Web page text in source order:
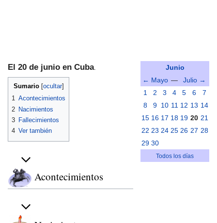
Junio
← Mayo —
Julio →
1
2 3 4 5 6
7
8
9 10 11 12 13 14
15 16 17 18 19 20 21
22 23 24 25 26 27 28
29 30
Todos los días
El 20 de junio en Cuba.
Sumario
1 Acontecimientos
2 Nacimientos
3 Fallecimientos
4 Ver también
Acontecimientos